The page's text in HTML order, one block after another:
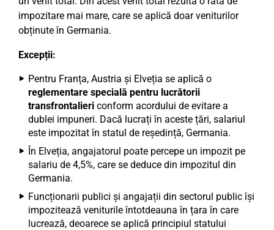
impozitare mai mare, care se aplică doar veniturilor
obținute în Germania.
Excepții:
Pentru Franța, Austria și Elveția se aplică o
reglementare specială pentru lucrătorii
transfrontalieri conform acordului de evitare a
dublei impuneri. Dacă lucrați în aceste țări, salariul
este impozitat în statul de reședință, Germania.
În Elveția, angajatorul poate percepe un impozit pe
salariu de 4,5%, care se deduce din impozitul din
Germania.
Funcționarii publici și angajații din sectorul public își
impozitează veniturile întotdeauna în țara în care
lucrează, deoarece se aplică principiul statului